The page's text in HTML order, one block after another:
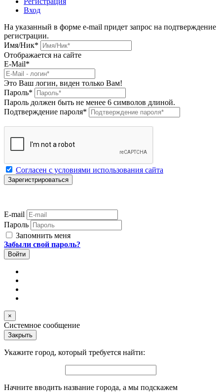
Вход
На указанный в форме e-mail придет запрос на подтверждение
регистрации.
Имя/Ник*
Отображается на сайте
E-Mail*
Это Ваш логин, виден только Вам!
Пароль*
Пароль должен быть не менее 6 символов длиной.
Подтверждение пароля*
Согласен с условиями использования сайта
E-mail
Пароль
Запомнить меня
Забыли свой пароль?
×
Системное сообщение
Закрыть
Укажите город, который требуется найти:
Начните вводить название города, а мы подскажем